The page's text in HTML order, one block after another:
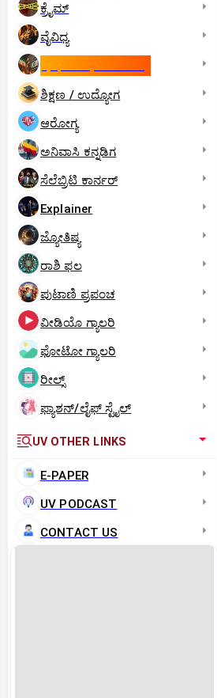
ಕ್ರೈಮ್
ವೈವಿಧ್ಯ
ಶಿಕ್ಷಣ / ಉದ್ಯೋಗ
ಆರೋಗ್ಯ
ಅನಿವಾಸಿ ಕನ್ನಡಿಗ
ಸೆಲೆಬ್ರಿಟಿ ಕಾರ್ನರ್‌
Explainer
ಜ್ಯೋತಿಷ್ಯ
ರಾಶಿ ಫಲ
ಪುಟಾಣಿ ಪ್ರಪಂಚ
ವೀಡಿಯೊ ಗ್ಯಾಲರಿ
ಫೋಟೋ ಗ್ಯಾಲರಿ
ರೀಲ್ಸ್
ಫ್ಯಾಶನ್/ಲೈಫ್‌ ಸ್ಟೈಲ್
UV OTHER LINKS
E-PAPER
UV PODCAST
CONTACT US